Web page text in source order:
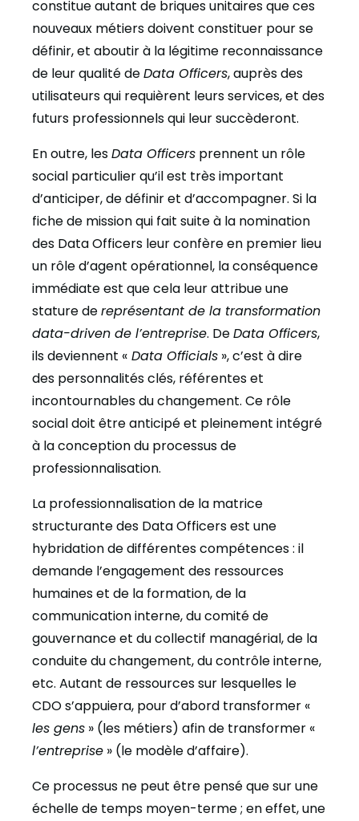
constitue autant de briques unitaires que ces
nouveaux métiers doivent constituer pour se
définir, et aboutir à la légitime reconnaissance
de leur qualité deData Officers, auprès des
utilisateurs qui requièrent leurs services, et des
futurs professionnels qui leur succèderont.
En outre, lesData Officers prennent un rôle
social particulier qu’il est très important
d’anticiper, de définir et d’accompagner. Si la
fiche de mission qui fait suite à la nomination
des Data Officers leur confère en premier lieu
un rôle d’agent opérationnel, la conséquence
immédiate est que cela leur attribue une
stature dereprésentant de la transformation
data-driven de l’entreprise. DeData Officers,
ils deviennent « Data Officials », c’est à dire
des personnalités clés, référentes et
incontournables du changement. Ce rôle
social doit être anticipé et pleinement intégré
à la conception du processus de
professionnalisation.
La professionnalisation de la matrice
structurante des Data Officers est une
hybridation de différentes compétences : il
demande l’engagement des ressources
humaines et de la formation, de la
communication interne, du comité de
gouvernance et du collectif managérial, de la
conduite du changement, du contrôle interne,
etc. Autant de ressources sur lesquelles le
CDO s’appuiera, pour d’abord transformer «
les gens » (les métiers) afin de transformer «
l’entreprise » (le modèle d’affaire).
Ce processus ne peut être pensé que sur une
échelle de temps moyen-terme ; en effet, une